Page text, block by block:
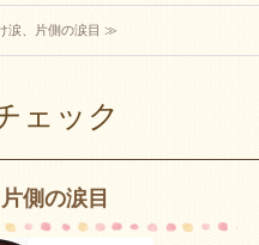
涙、片側の涙目 ≫
ェック
側の涙目